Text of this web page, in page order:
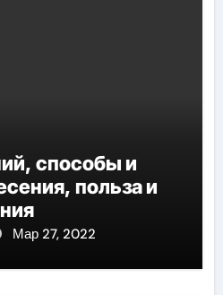
способы и
польза и
Мар 27, 2022